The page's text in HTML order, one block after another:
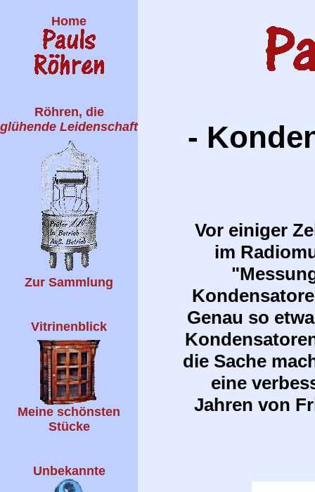
Home
Röhren, die
glühende Leidenschaft
Zur Sammlung
Vitrinenblick
Meine schönsten
Stücke
Unbekannte
-
Vor einiger
im
Genau so
die Sache
eine
Jahren von